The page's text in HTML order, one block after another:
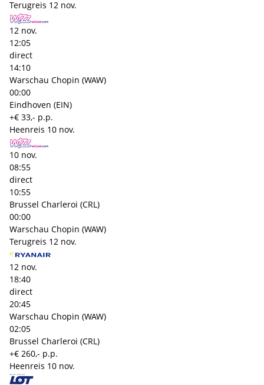
Terugreis 12 nov.
12 nov.
12:05
direct
14:10
Warschau Chopin (WAW)
00:00
Eindhoven (EIN)
+€ 33,- p.p.
Heenreis 10 nov.
10 nov.
08:55
direct
10:55
Brussel Charleroi (CRL)
00:00
Warschau Chopin (WAW)
Terugreis 12 nov.
12 nov.
18:40
direct
20:45
Warschau Chopin (WAW)
02:05
Brussel Charleroi (CRL)
+€ 260,- p.p.
Heenreis 10 nov.